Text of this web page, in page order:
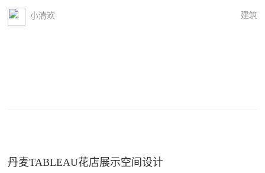
小清欢 建筑
丹麦TABLEAU花店展示空间设计